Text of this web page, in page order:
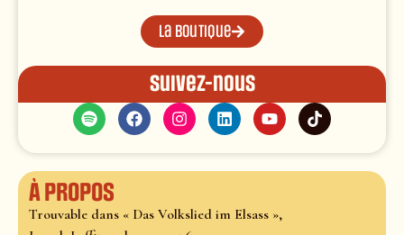
La boutique
Suivez-nous
À propos
Trouvable dans « Das Volkslied im Elsass »,